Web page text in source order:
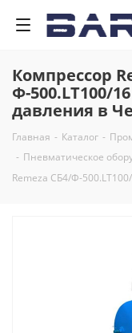
Компрессор
Ф-500.LT100/
давления в
Главная - Каталог -
- Пневматическое
Remeza СБ4/Ф-